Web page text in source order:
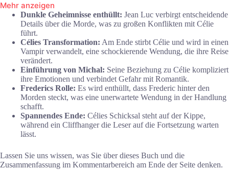
Mehr anzeigen
Dunkle Geheimnisse enthüllt: Jean Luc verbirgt entscheidende
Details über die Morde, was zu großen Konflikten mit Célie
führt.
Célies Transformation: Am Ende stirbt Célie und wird in einen
Vampir verwandelt, eine schockierende Wendung, die ihre Reise
verändert.
Einführung von Michal: Seine Beziehung zu Célie kompliziert
ihre Emotionen und verbindet Gefahr mit Romantik.
Frederics Rolle: Es wird enthüllt, dass Frederic hinter den
Morden steckt, was eine unerwartete Wendung in der Handlung
schafft.
Spannendes Ende: Célies Schicksal steht auf der Kippe,
während ein Cliffhanger die Leser auf die Fortsetzung warten
lässt.
Lassen Sie uns wissen, was Sie über dieses Buch und die
Zusammenfassung im Kommentarbereich am Ende der Seite denken.